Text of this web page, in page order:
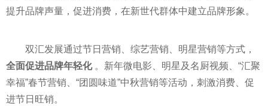
提升品牌声量，促进消费，在新世代群体中建立品牌形象。
双汇发展通过节日营销、综艺营销、明星营销等方式，
全面促进品牌年轻化。新年微电影、明星及名厨视频、“汇聚
幸福”春节营销、“团圆味道”中秋营销等活动，刺激消费、促
进节日旺销。